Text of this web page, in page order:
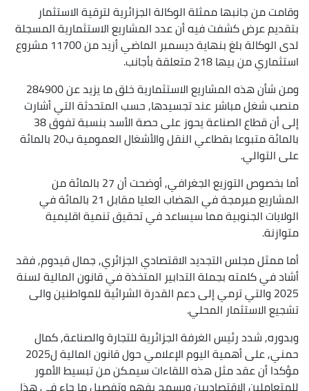
وقامت من جانبها ممثلة الوكالة الجزائرية لترقية الاستثمار
بتقديم عرض كشفت فيه أن عدد المشاريع الاستثمارية المسجلة
لدى الوكالة بلغ بنهاية ديسمبر الماضي أزيد من 11700 مشروع
استثماري من بيها 218 متعلقة بأجانب.
ومن شأن هذه المشاريع الاستثمارية خلق ما يزيد عن 284900
منصب شغل مباشر عند تجسيدها, حسب المتحدثة التي أشارت
إلى أن قطاع الصناعة يحوز على حصة الأسد بنسبة تفوق 38
بالمائة متبوعا بقطاعي النقل والأشغال العمومية ب20 بالمائة
على التوالي.
أما بخصوص التوزيع الجغرافي, أوضحت أن 27 بالمائة من
المشاريع مبرمجة في الهضاب العليا مقابل 21 بالمائة في
الولايات الجنوبية مما سيساعد في تحقيق تنمية اقليمية
متوازنة.
أما ممثل مجلس التجديد الاقتصادي الجزائري, جمال قيدوم, فقد
أشاد في كلمته بجملة التدابير المتخذة في قانون المالية لسنة
2025 والتي ترمي إلى دعم القدرة الشرائية للمواطنين والى
تشجيع الاستثمار المحلي.
وبدوره, شدد رئيس الغرفة الجزائرية للتجارة والصناعة, كمال
حمني, على أهمية اليوم الإعلامي حول قانون المالية ل2025
مؤكدا أن عقد مثل هذه اللقاءات سيمكن من تبسيط الأمور
للمتعاملين الاقتصاديين ويسمح بفهم وتفصيل ما جاء في هذا